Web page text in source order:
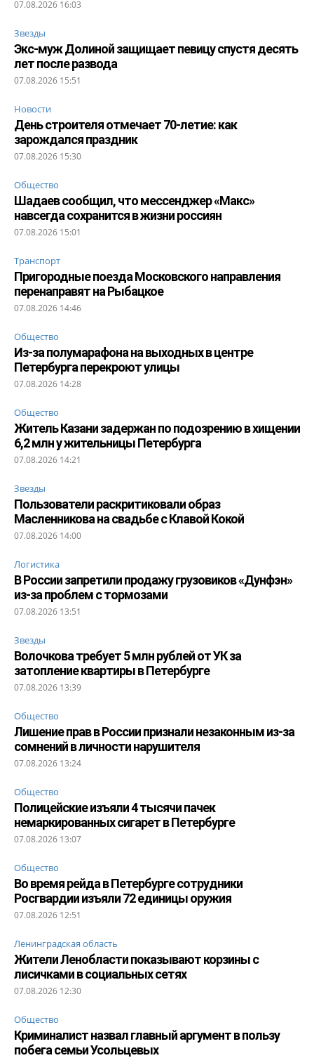
07.08.2026 16:03
Звезды
Экс-муж Долиной защищает певицу спустя десять
лет после развода
07.08.2026 15:51
Новости
День строителя отмечает 70-летие: как
зарождался праздник
07.08.2026 15:30
Общество
Шадаев сообщил, что мессенджер «Макс»
навсегда сохранится в жизни россиян
07.08.2026 15:01
Транспорт
Пригородные поезда Московского направления
перенаправят на Рыбацкое
07.08.2026 14:46
Общество
Из-за полумарафона на выходных в центре
Петербурга перекроют улицы
07.08.2026 14:28
Общество
Житель Казани задержан по подозрению в хищении
6,2 млн у жительницы Петербурга
07.08.2026 14:21
Звезды
Пользователи раскритиковали образ
Масленникова на свадьбе с Клавой Кокой
07.08.2026 14:00
Логистика
В России запретили продажу грузовиков «Дунфэн»
из-за проблем с тормозами
07.08.2026 13:51
Звезды
Волочкова требует 5 млн рублей от УК за
затопление квартиры в Петербурге
07.08.2026 13:39
Общество
Лишение прав в России признали незаконным из-за
сомнений в личности нарушителя
07.08.2026 13:24
Общество
Полицейские изъяли 4 тысячи пачек
немаркированных сигарет в Петербурге
07.08.2026 13:07
Общество
Во время рейда в Петербурге сотрудники
Росгвардии изъяли 72 единицы оружия
07.08.2026 12:51
Ленинградская область
Жители Ленобласти показывают корзины с
лисичками в социальных сетях
07.08.2026 12:30
Общество
Криминалист назвал главный аргумент в пользу
побега семьи Усольцевых